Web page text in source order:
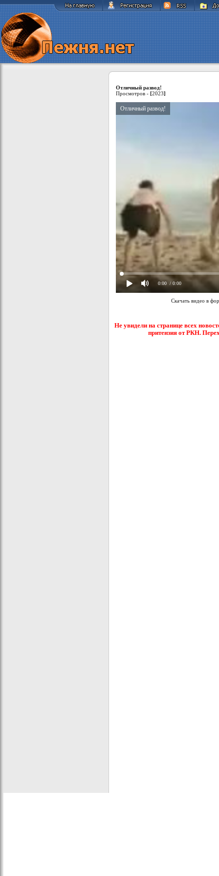
Отличный развод!
Просмотров - [2023]
Отличный развод!
0:00 / 0:00
Скачать видео в
Не увидели на странице всех
притензия от РКН.